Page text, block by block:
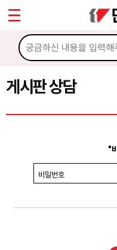
게시판 상담
"
비밀번호
마이페이지
소개
소식
노동상담
권리찾기수첩 검색
찾아보기